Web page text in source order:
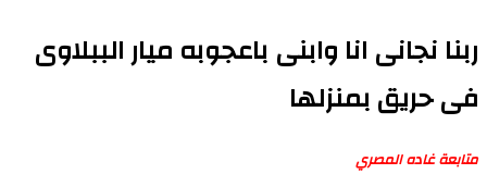
ربنا نجانى انا وابنى باعجوبه ميار الببلاوى
فى حريق بمنزلها
متابعة غاده المصري